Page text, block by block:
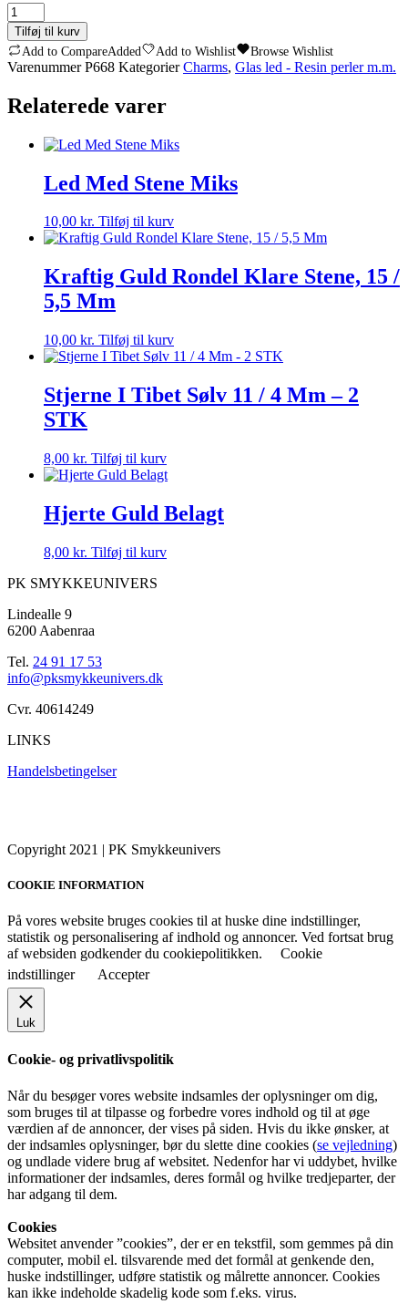
Sort
Porcelæns
Led
Med
Lilla
antal
Tilføj til kurv
Add to CompareAdded Add to Wishlist Browse Wishlist
VarenummerP668 Kategorier Charms, Glas led - Resin perler m.m.
Relaterede varer
Led Med Stene Miks
10,00 kr. Tilføj til kurv
Kraftig Guld Rondel Klare Stene, 15 /
5,5 Mm
10,00 kr. Tilføj til kurv
Stjerne I Tibet Sølv 11 / 4 Mm – 2
STK
8,00 kr. Tilføj til kurv
Hjerte Guld Belagt
8,00 kr. Tilføj til kurv
PK SMYKKEUNIVERS
Lindealle 9
6200 Aabenraa
Tel. 24 91 17 53
info@pksmykkeunivers.dk
Cvr. 40614249
LINKS
Handelsbetingelser
Copyright 2021 | PK Smykkeunivers
COOKIE INFORMATION
På vores website bruges cookies til at huske dine indstillinger,
statistik og personalisering af indhold og annoncer. Ved fortsat brug
af websiden godkender du cookiepolitikken.
Cookie
indstillinger
Accepter
Luk
Cookie- og privatlivspolitik
Når du besøger vores website indsamles der oplysninger om dig,
som bruges til at tilpasse og forbedre vores indhold og til at øge
værdien af de annoncer, der vises på siden. Hvis du ikke ønsker, at
der indsamles oplysninger, bør du slette dine cookies (se vejledning)
og undlade videre brug af websitet. Nedenfor har vi uddybet, hvilke
informationer der indsamles, deres formål og hvilke tredjeparter, der
har adgang til dem.
Cookies
Websitet anvender ”cookies”, der er en tekstfil, som gemmes på din
computer, mobil el. tilsvarende med det formål at genkende den,
huske indstillinger, udføre statistik og målrette annoncer. Cookies
kan ikke indeholde skadelig kode som f.eks. virus.